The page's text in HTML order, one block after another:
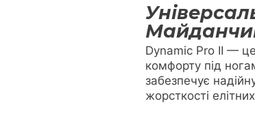
Dynamic Pro II —
комфорту під
забезпечує
жорсткості